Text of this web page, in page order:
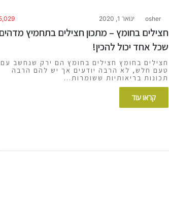
osher ינואר 1, 2020
חצילים בחומץ – מתכון חצילים בתחמיץ
שכל אחד יכול להכין!
חצילים בחומץ חצילים בחומץ הם ירק שנחשב עם
טעם חלש, לא הרבה יודעים אך יש להם הרבה
תכונות בריאותיות ששומרות…
קראו עוד